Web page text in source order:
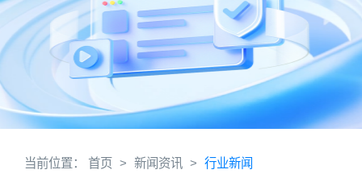
当前位置： 首页 > 新闻资讯 > 行业新闻